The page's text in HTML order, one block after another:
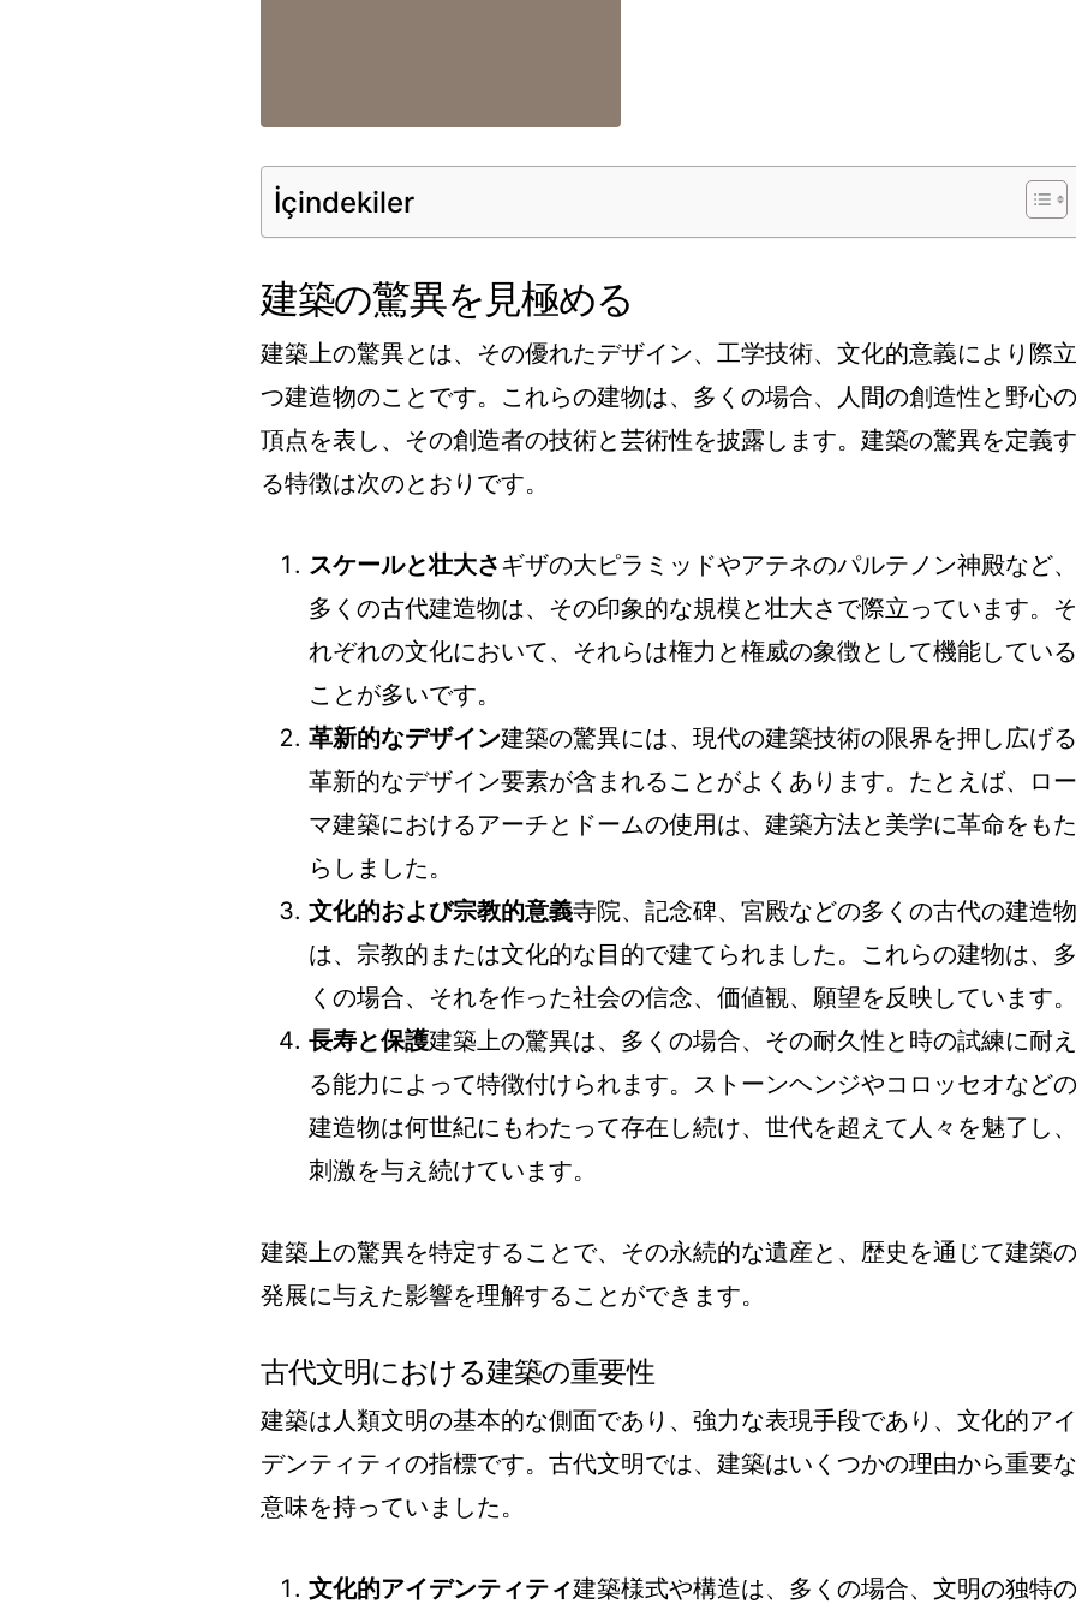
İçindekiler
建築の驚異を見極める
建築上の驚異とは、その優れたデザイン、工学技術、文化的意義により際立
つ建造物のことです。これらの建物は、多くの場合、人間の創造性と野心の
頂点を表し、その創造者の技術と芸術性を披露します。建築の驚異を定義す
る特徴は次のとおりです。
スケールと壮大さ ギザの大ピラミッドやアテネのパルテノン神殿など、
多くの古代建造物は、その印象的な規模と壮大さで際立っています。そ
れぞれの文化において、それらは権力と権威の象徴として機能している
ことが多いです。
革新的なデザイン建築の驚異には、現代の建築技術の限界を押し広げる
革新的なデザイン要素が含まれることがよくあります。たとえば、ロー
マ建築におけるアーチとドームの使用は、建築方法と美学に革命をもた
らしました。
文化的および宗教的意義寺院、記念碑、宮殿などの多くの古代の建造物
は、宗教的または文化的な目的で建てられました。これらの建物は、多
くの場合、それを作った社会の信念、価値観、願望を反映しています。
長寿と保護建築上の驚異は、多くの場合、その耐久性と時の試練に耐え
る能力によって特徴付けられます。ストーンヘンジやコロッセオなどの
建造物は何世紀にもわたって存在し続け、世代を超えて人々を魅了し、
刺激を与え続けています。
建築上の驚異を特定することで、その永続的な遺産と、歴史を通じて建築の
発展に与えた影響を理解することができます。
古代文明における建築の重要性
建築は人類文明の基本的な側面であり、強力な表現手段であり、文化的アイ
デンティティの指標です。古代文明では、建築はいくつかの理由から重要な
意味を持っていました。
文化的アイデンティティ建築様式や構造は、多くの場合、文明の独特の